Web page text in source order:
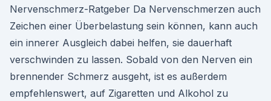
Nervenschmerz-Ratgeber Da Nervenschmerzen auch
Zeichen einer Überbelastung sein können, kann auch
ein innerer Ausgleich dabei helfen, sie dauerhaft
verschwinden zu lassen. Sobald von den Nerven ein
brennender Schmerz ausgeht, ist es außerdem
empfehlenswert, auf Zigaretten und Alkohol zu